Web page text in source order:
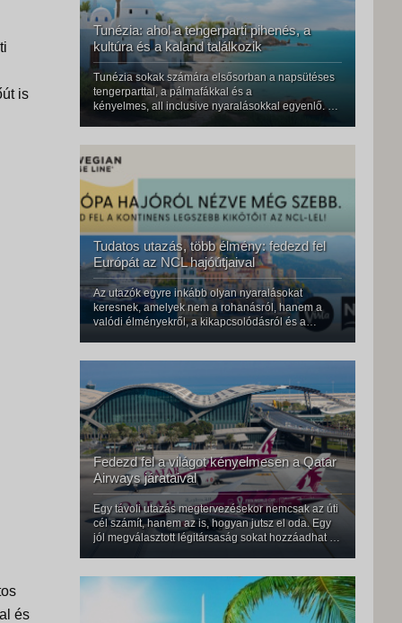
is
és
Tunézia: ahol a tengerparti pihenés, a
kultúra és a kaland találkozik
Tunézia sokak számára elsősorban a napsütéses
tengerparttal, a pálmafákkal és a
kényelmes, all inclusive nyaralásokkal egyenlő. Ez
Tudatos utazás, több élmény: fedezd fel
Európát az NCL hajóútjaival
Az utazók egyre inkább olyan nyaralásokat
keresnek, amelyek nem a rohanásról, hanem a
valódi élményekről, a kikapcsolódásról és a
Fedezd fel a világot kényelmesen a Qatar
Airways járataival
Egy távoli utazás megtervezésekor nemcsak az úti
cél számít, hanem az is, hogyan jutsz el oda. Egy
jól megválasztott légitársaság sokat hozzáadhat az
pihenés részévé válh